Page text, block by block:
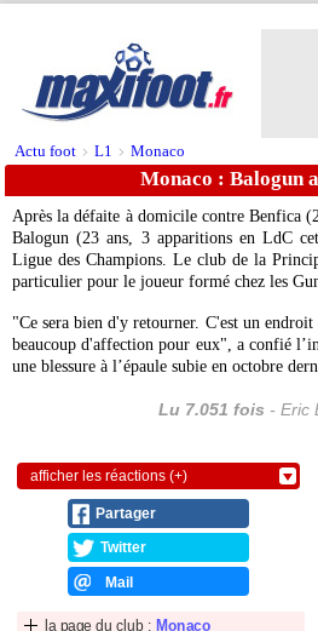
Actu foot > L1 > Monaco
Monaco : Balogun
Après la défaite à domicile contre Benfica
Balogun (23 ans, 3 apparitions en LdC
Ligue des Champions. Le club de la
particulier pour le joueur formé chez les
"Ce sera bien d'y retourner. C'est un
beaucoup d'affection pour eux", a confié
une blessure à l’épaule subie en octobre
Lu 7.051 fois - Eric
afficher les réactions (+)
Partager
Twitter
Mail
la page du club : Monaco